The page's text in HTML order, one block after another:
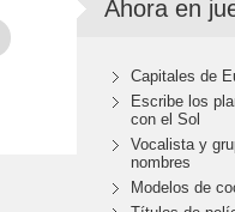
Ahora en
Capitales de
Escribe los
con el Sol
Vocalista y
nombres
Modelos de